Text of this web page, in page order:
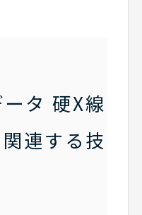
タ 硬X線
連する技